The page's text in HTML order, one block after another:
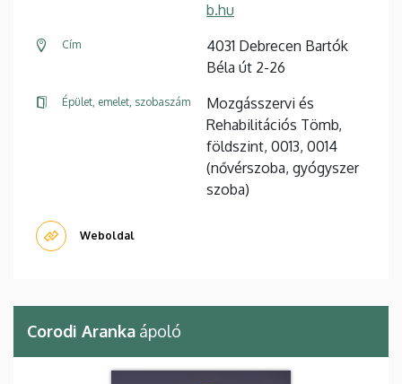
b.hu
Cím
4031 Debrecen Bartók
Béla út 2-26
Épület, emelet, szobaszám
Mozgásszervi és
Rehabilitációs Tömb,
földszint, 0013, 0014
(nővérszoba, gyógyszer
szoba)
Weboldal
Corodi Aranka ápoló